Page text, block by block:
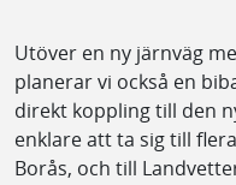
Utöver en ny järnväg
planerar vi också en
direkt koppling till den
enklare att ta sig till
Borås, och till